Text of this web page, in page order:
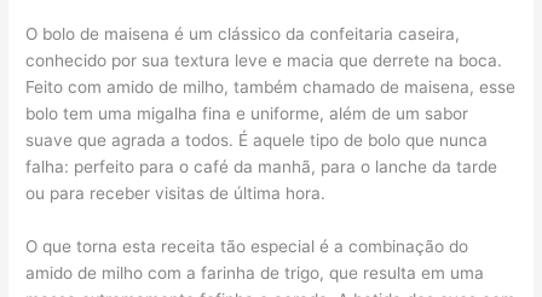
O bolo de maisena é um clássico da confeitaria caseira,
conhecido por sua textura leve e macia que derrete na boca.
Feito com amido de milho, também chamado de maisena, esse
bolo tem uma migalha fina e uniforme, além de um sabor
suave que agrada a todos. É aquele tipo de bolo que nunca
falha: perfeito para o café da manhã, para o lanche da tarde
ou para receber visitas de última hora.
O que torna esta receita tão especial é a combinação do
amido de milho com a farinha de trigo, que resulta em uma